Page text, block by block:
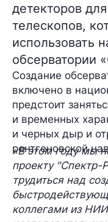
детекторов
телескопов,
использовать
обсерватории
Создание
включено в
предстоит
и временных
и черных дыр и
рентгеновской
«В этом году мы
проекту
трудиться над
коллегами из